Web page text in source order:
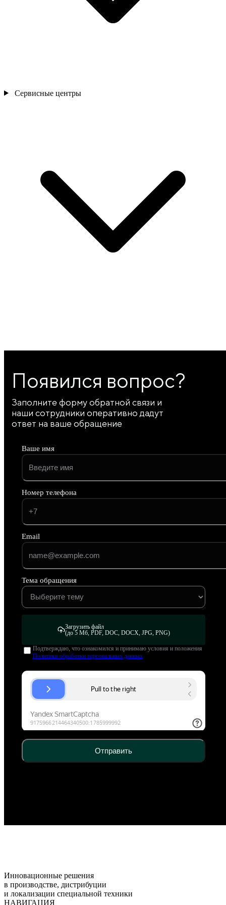
Сервисные центры
Появился вопрос?
Заполните форму обратной связи и
наши сотрудники оперативно дадут
ответ на ваше обращение
Ваше имя
Номер телефона
Email
Тема обращения
Загрузить файл
(до 5 Мб, PDF, DOC, DOCX, JPG, PNG)
Подтверждаю, что ознакомился и принимаю условия и положения
Политики обработки персональных данных
Отправить
Инновационные решения
в производстве, дистрибуции
и локализации специальной техники
НАВИГАЦИЯ